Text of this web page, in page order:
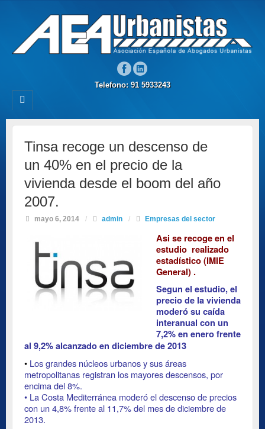
Telefono: 91 5933243
Tinsa recoge un descenso de
un 40% en el precio de la
vivienda desde el boom del año
2007.
mayo 6, 2014 / admin / Empresas del sector
Asi se recoge en el
estudio realizado
estadístico (IMIE
General) .
Segun el estudio, el
precio de la vivienda
moderó su caída
interanual con un
7,2% en enero frente
al 9,2% alcanzado en diciembre de 2013
• Los grandes núcleos urbanos y sus áreas
metropolitanas registran los mayores descensos, por
encima del 8%.
• La Costa Mediterránea moderó el descenso de precios
con un 4,8% frente al 11,7% del mes de diciembre de
2013.